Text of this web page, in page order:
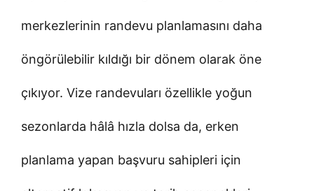
merkezlerinin randevu planlamasını daha
öngörülebilir kıldığı bir dönem olarak öne
çıkıyor. Vize randevuları özellikle yoğun
sezonlarda hâlâ hızla dolsa da, erken
planlama yapan başvuru sahipleri için